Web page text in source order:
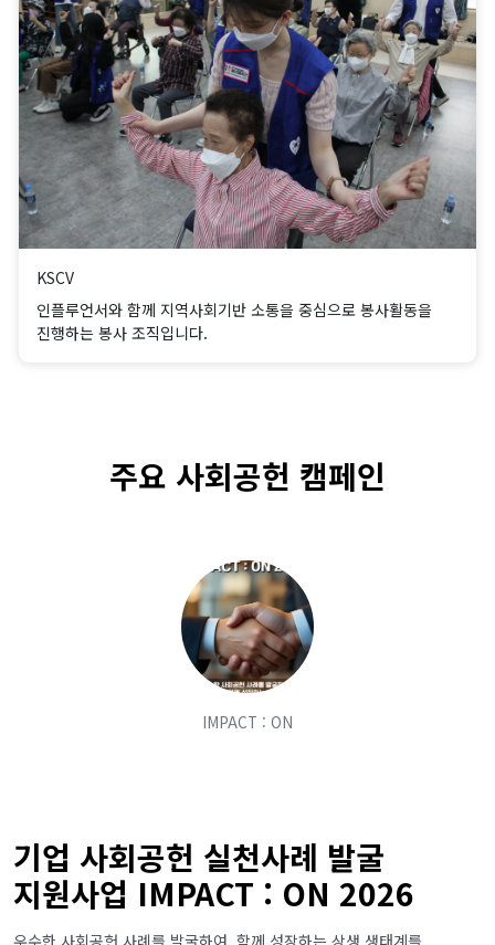
KSCV
인플루언서와 함께 지역사회기반 소통을 중심으로 봉사활동을
진행하는 봉사 조직입니다.
주요 사회공헌 캠페인
IMPACT : ON
기업 사회공헌 실천사례 발굴
지원사업 IMPACT : ON 2026
우수한 사회공헌 사례를 발굴하여, 함께 성장하는 상생 생태계를